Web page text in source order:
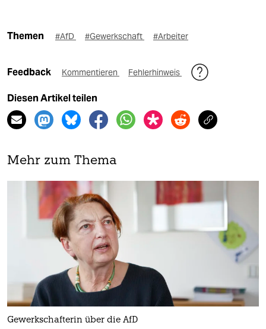
Themen #AfD #Gewerkschaft #Arbeiter
Feedback Kommentieren Fehlerhinweis
Diesen Artikel teilen
Mehr zum Thema
Gewerkschafterin über die AfD